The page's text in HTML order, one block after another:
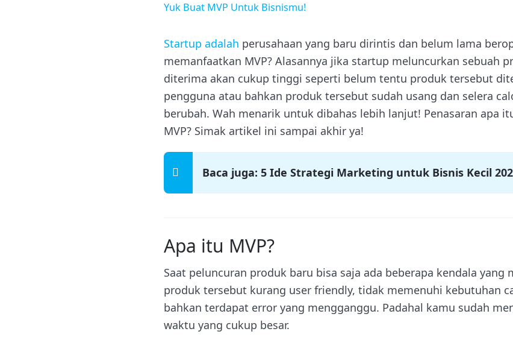
Yuk Buat MVP Untuk Bisnismu!
Startup adalah perusahaan yang baru dirintis dan belum lama
memanfaatkan MVP? Alasannya jika startup meluncurkan sebuah
diterima akan cukup tinggi seperti belum tentu produk tersebut
pengguna atau bahkan produk tersebut sudah usang dan selera
berubah. Wah menarik untuk dibahas lebih lanjut! Penasaran apa
MVP? Simak artikel ini sampai akhir ya!
Baca juga: 5 Ide Strategi Marketing untuk Bisnis Kecil
Apa itu MVP?
Saat peluncuran produk baru bisa saja ada beberapa kendala yang
produk tersebut kurang user friendly, tidak memenuhi kebutuhan
bahkan terdapat error yang mengganggu. Padahal kamu sudah
waktu yang cukup besar.